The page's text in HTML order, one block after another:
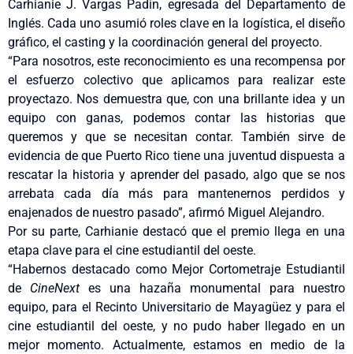
Carhianie J. Vargas Padín, egresada del Departamento de
Inglés. Cada uno asumió roles clave en la logística, el diseño
gráfico, el casting y la coordinación general del proyecto.
“Para nosotros, este reconocimiento es una recompensa por
el esfuerzo colectivo que aplicamos para realizar este
proyectazo. Nos demuestra que, con una brillante idea y un
equipo con ganas, podemos contar las historias que
queremos y que se necesitan contar. También sirve de
evidencia de que Puerto Rico tiene una juventud dispuesta a
rescatar la historia y aprender del pasado, algo que se nos
arrebata cada día más para mantenernos perdidos y
enajenados de nuestro pasado”, afirmó Miguel Alejandro.
Por su parte, Carhianie destacó que el premio llega en una
etapa clave para el cine estudiantil del oeste.
“Habernos destacado como Mejor Cortometraje Estudiantil
de CineNext es una hazaña monumental para nuestro
equipo, para el Recinto Universitario de Mayagüez y para el
cine estudiantil del oeste, y no pudo haber llegado en un
mejor momento. Actualmente, estamos en medio de la